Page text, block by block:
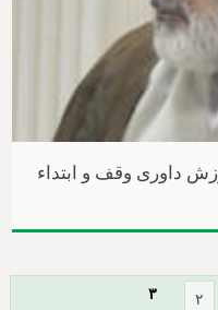
داوری وقف و ابتداء
۲ ۳